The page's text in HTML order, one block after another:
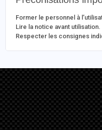
Former le personnel à
Lire la notice avant utilisation.
Respecter les consignes